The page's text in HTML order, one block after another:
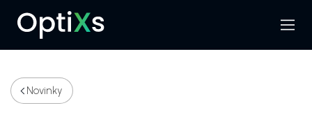
Hledat
Menu
Novinky